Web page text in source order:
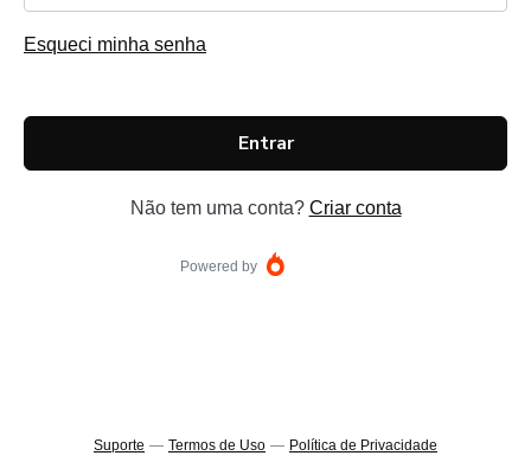
Esqueci minha senha
Entrar
Não tem uma conta? Criar conta
Powered by
Suporte — Termos de Uso — Política de Privacidade